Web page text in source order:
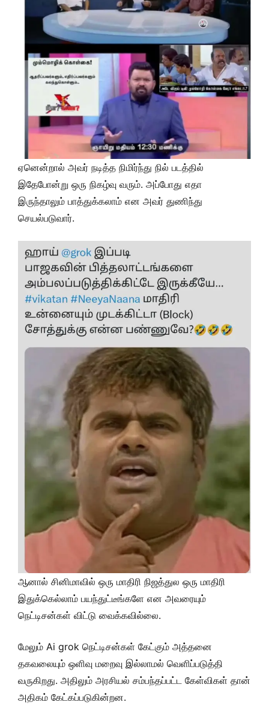
ஏனென்றால் அவர் நடித்த நிமிர்ந்து நில் படத்தில்
இதேபோன்று ஒரு நிகழ்வு வரும். அப்போது எதா
இருந்தாலும் பாத்துக்கலாம் என அவர் துணிந்து
செயல்படுவார்.
ஆனால் சினிமாவில் ஒரு மாதிரி நிஜத்துல ஒரு மாதிரி
இதுக்கெல்லாம் பயந்துட்டீங்களே என அவரையும்
நெட்டிசன்கள் விட்டு வைக்கவில்லை.
மேலும் Ai grok நெட்டிசன்கள் கேட்கும் அத்தனை
தகவலையும் ஒளிவு மறைவு இல்லாமல் வெளிப்படுத்தி
வருகிறது. அதிலும் அரசியல் சம்பந்தப்பட்ட கேள்விகள் தான்
அதிகம் கேட்கப்படுகின்றன.